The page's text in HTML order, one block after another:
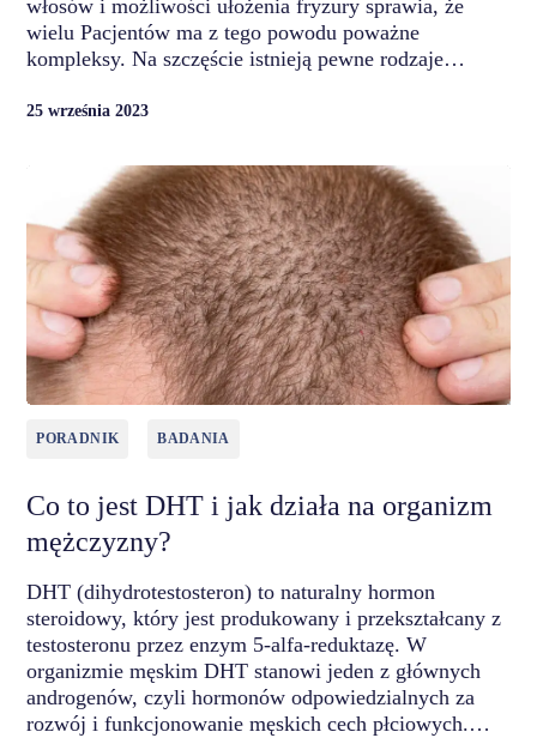
włosów i możliwości ułożenia fryzury sprawia, że
wielu Pacjentów ma z tego powodu poważne
kompleksy. Na szczęście istnieją pewne rodzaje…
25 września 2023
PORADNIK BADANIA
Co to jest DHT i jak działa na organizm
mężczyzny?
DHT (dihydrotestosteron) to naturalny hormon
steroidowy, który jest produkowany i przekształcany z
testosteronu przez enzym 5-alfa-reduktazę. W
organizmie męskim DHT stanowi jeden z głównych
androgenów, czyli hormonów odpowiedzialnych za
rozwój i funkcjonowanie męskich cech płciowych.…